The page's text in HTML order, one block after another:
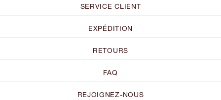
SERVICE CLIENT
EXPÉDITION
RETOURS
FAQ
REJOIGNEZ-NOUS